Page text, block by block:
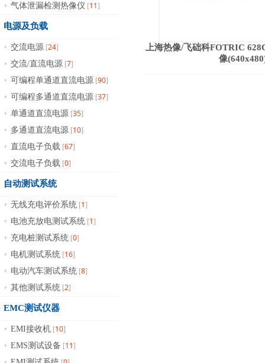
气体泄漏检测热像仪 [11]
电源及负载
交流电源 [24]
交流/直流电源 [7]
可编程单通道直流电源 [90]
可编程多通道直流电源 [37]
单通道直流电源 [35]
多通道直流电源 [10]
直流电子负载 [67]
交流电子负载 [0]
自动测试系统
无线充电评价系统 [1]
电池充放电测试系统 [1]
充电桩测试系统 [0]
电机测试系统 [16]
电动汽车测试系统 [8]
其他测试系统 [2]
EMC测试仪器
EMI接收机 [10]
EMS测试设备 [11]
上海热像/飞础科FOTRIC
像